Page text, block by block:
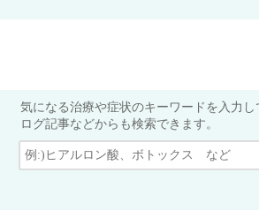
気になる治療や症状のキーワードを入力
ログ記事などからも検索できます。